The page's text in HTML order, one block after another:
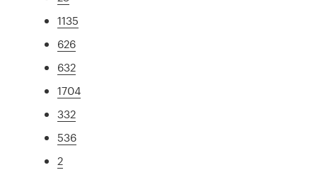
1135
626
632
1704
332
536
2